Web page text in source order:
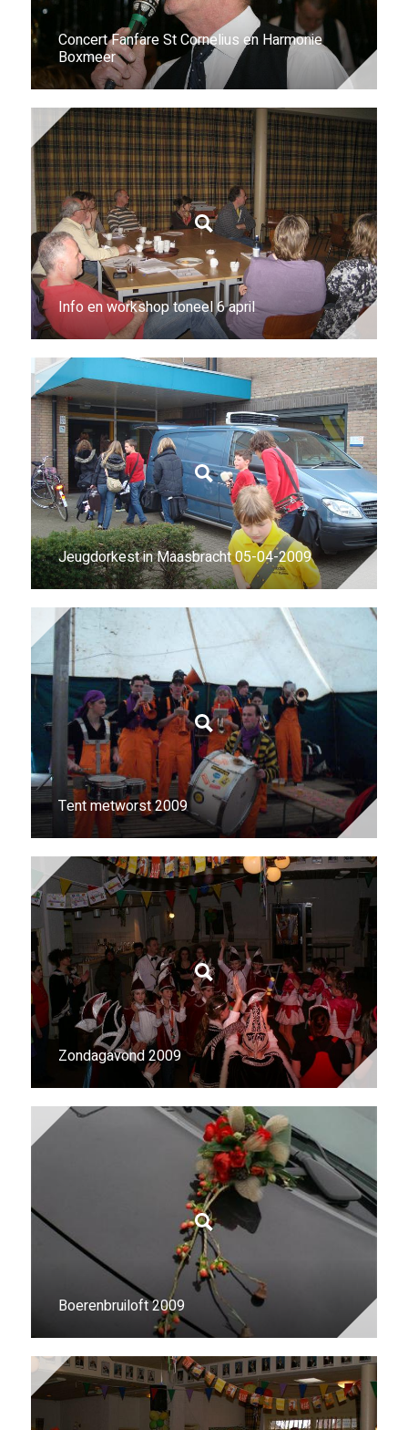
Concert Fanfare St Cornelius en Harmonie
Boxmeer
Info en workshop toneel 6 april
Jeugdorkest in Maasbracht 05-04-2009
Tent metworst 2009
Zondagavond 2009
Boerenbruiloft 2009